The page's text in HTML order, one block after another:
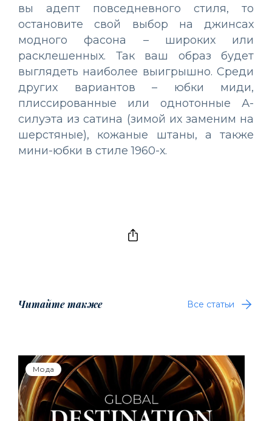
вы адепт повседневного стиля, то
остановите свой выбор на джинсах
модного фасона – широких или
расклешенных. Так ваш образ будет
выглядеть наиболее выигрышно. Среди
других вариантов – юбки миди,
плиссированные или однотонные А-
силуэта из сатина (зимой их заменим на
шерстяные), кожаные штаны, а также
мини-юбки в стиле 1960-х.
Читайте также Все статьи